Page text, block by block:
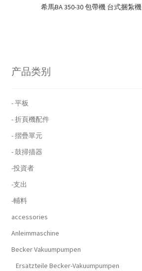
希馬BA 350-30 包帶機 台式捆紮機
产品类别
- 平板
- 折頁機配件
- 摺疊單元
- 鼓掃描器
-投資者
-支出
-輔料
accessories
Anleimmaschine
Becker Vakuumpumpen
Ersatzteile Becker-Vakuumpumpen